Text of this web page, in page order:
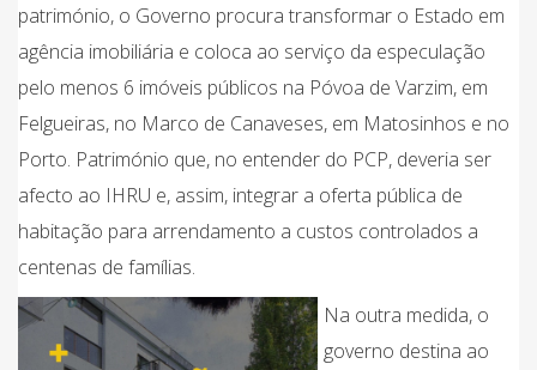
património, o Governo procura transformar o Estado em
agência imobiliária e coloca ao serviço da especulação
pelo menos 6 imóveis públicos na Póvoa de Varzim, em
Felgueiras, no Marco de Canaveses, em Matosinhos e no
Porto. Património que, no entender do PCP, deveria ser
afecto ao IHRU e, assim, integrar a oferta pública de
habitação para arrendamento a custos controlados a
centenas de famílias.
Na outra medida, o
governo destina ao